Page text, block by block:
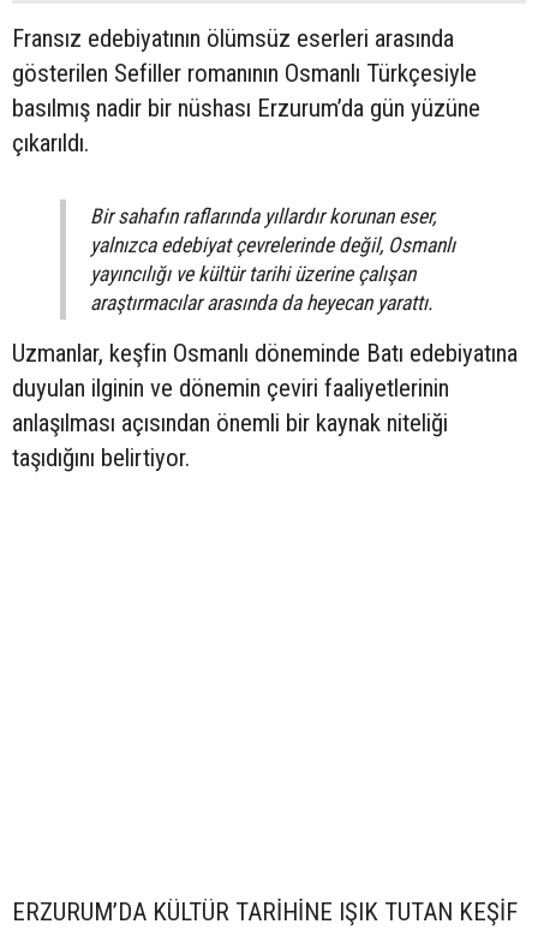
Fransız edebiyatının ölümsüz eserleri arasında
gösterilen Sefiller romanının Osmanlı Türkçesiyle
basılmış nadir bir nüshası Erzurum’da gün yüzüne
çıkarıldı.
Bir sahafın raflarında yıllardır korunan eser,
yalnızca edebiyat çevrelerinde değil, Osmanlı
yayıncılığı ve kültür tarihi üzerine çalışan
araştırmacılar arasında da heyecan yarattı.
Uzmanlar, keşfin Osmanlı döneminde Batı edebiyatına
duyulan ilginin ve dönemin çeviri faaliyetlerinin
anlaşılması açısından önemli bir kaynak niteliği
taşıdığını belirtiyor.
ERZURUM’DA KÜLTÜR TARİHİNE IŞIK TUTAN KEŞİF